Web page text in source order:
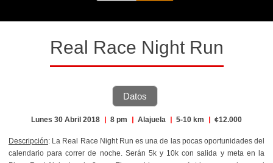
Real Race Night Run
Datos
Lunes 30 Abril 2018 | 8 pm | Alajuela | 5-10 km | ¢12.000
Descripción: La Real Race Night Run es una de las pocas oportunidades del
calendario para correr de noche. Serán 5k y 10k con salida y meta en la